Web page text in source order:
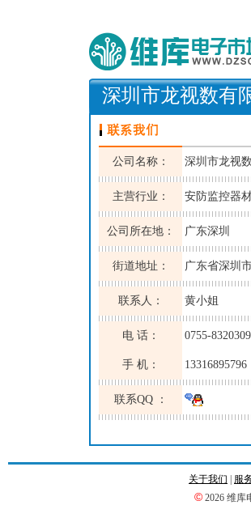
深圳市龙视数有
公司名称： 深圳市龙视
主营行业： 安防监控器
公司所在地： 广东深圳
街道地址： 广东省深圳
联系人： 黄小姐
电 话： 0755-
手 机： 13316895796
联系QQ ：
关于我们 服
© 2026 维库